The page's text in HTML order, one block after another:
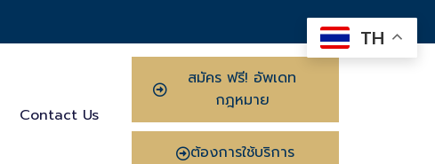
Contact Us
สมัคร ฟรี! อัพเดท
กฎหมาย
ต้องการใช้บริการ
TH